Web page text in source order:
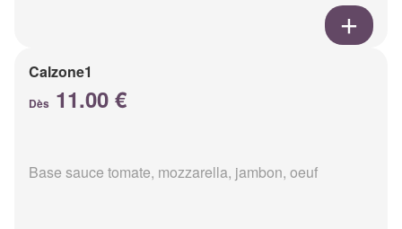
Calzone1
Dès 11.00 €
Base sauce tomate, mozzarella, jambon, oeuf